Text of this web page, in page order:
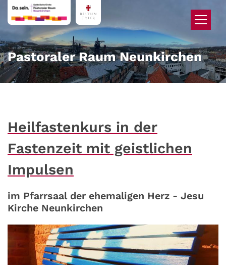
Zum Inhalt springen
Pastoraler Raum Neunkirchen
Heilfastenkurs in der
Fastenzeit mit geistlichen
Impulsen
im Pfarrsaal der ehemaligen Herz - Jesu
Kirche Neunkirchen